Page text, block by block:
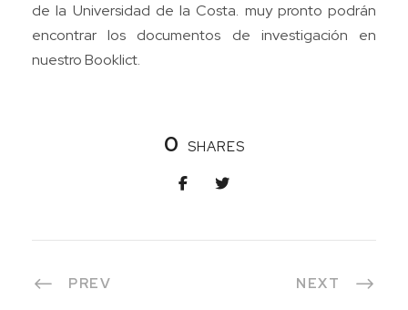
de la Universidad de la Costa. muy pronto podrán
encontrar los documentos de investigación en
nuestroBooklict.
0 SHARES
PREV NEXT